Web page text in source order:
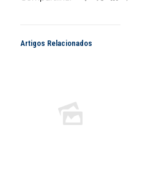
Artigos Relacionados